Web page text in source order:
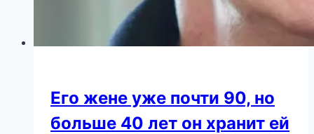
Его жене уже почти 90, но
больше 40 лет он хранит ей